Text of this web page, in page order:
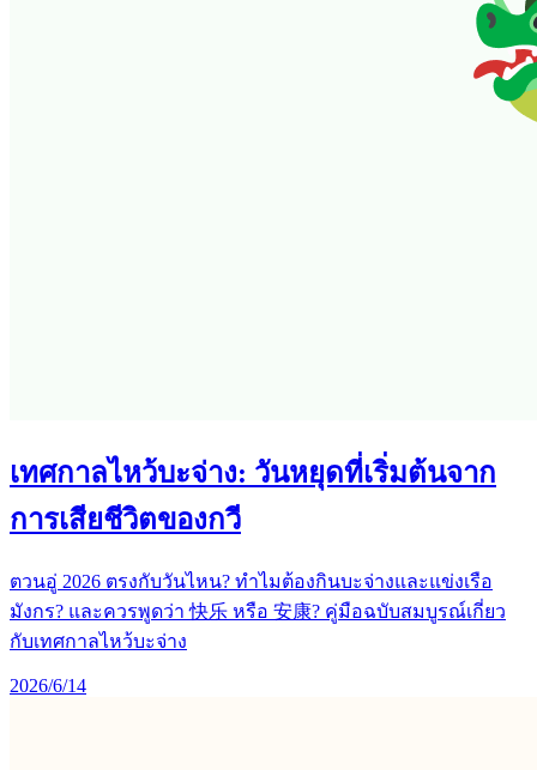
เทศกาลไหว้บะจ่าง: วันหยุดที่เริ่มต้นจาก
การเสียชีวิตของกวี
ตวนอู่ 2026 ตรงกับวันไหน? ทำไมต้องกินบะจ่างและแข่งเรือ
มังกร? และควรพูดว่า 快乐 หรือ 安康? คู่มือฉบับสมบูรณ์เกี่ยว
กับเทศกาลไหว้บะจ่าง
2026/6/14